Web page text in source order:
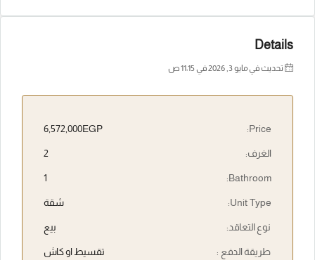
Details
تحديث في مايو 3, 2026 في 11:15 ص
Price:
6,572,000EGP
الغرف: 2
Bathroom:
1
Unit Type: شقة
نوع التعاقد: بيع
طريقة الدفع : تقسيط او كاش